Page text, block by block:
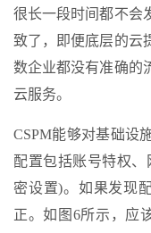
很长一段时间都不会
致了，即便底层的云
数企业都没有准确的
云服务。
CSPM能够对基础设
配置包括账号特权
密设置)。如果发现
正。如图6所示，应